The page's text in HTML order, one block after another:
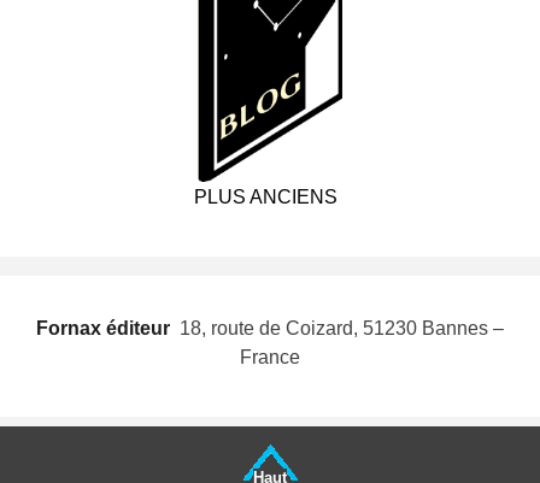
PLUS ANCIENS
Fornax éditeur  18, route de Coizard, 51230 Bannes –
France
Haut